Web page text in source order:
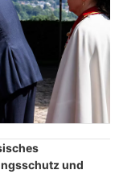
und